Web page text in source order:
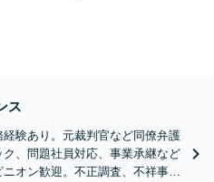
ス
経験あり。元裁判官など同僚弁護
、問題社員対応、事業承継など
オン歓迎。不正調査、不祥事や